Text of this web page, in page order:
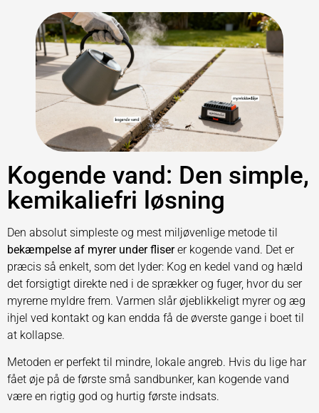
Kogende vand: Den simple,
kemikaliefri løsning
Den absolut simpleste og mest miljøvenlige metode til
bekæmpelse af myrer under fliserer kogende vand. Det er
præcis så enkelt, som det lyder: Kog en kedel vand og hæld
det forsigtigt direkte ned i de sprækker og fuger, hvor du ser
myrerne myldre frem. Varmen slår øjeblikkeligt myrer og æg
ihjel ved kontakt og kan endda få de øverste gange i boet til
at kollapse.
Metoden er perfekt til mindre, lokale angreb. Hvis du lige har
fået øje på de første små sandbunker, kan kogende vand
være en rigtig god og hurtig første indsats.